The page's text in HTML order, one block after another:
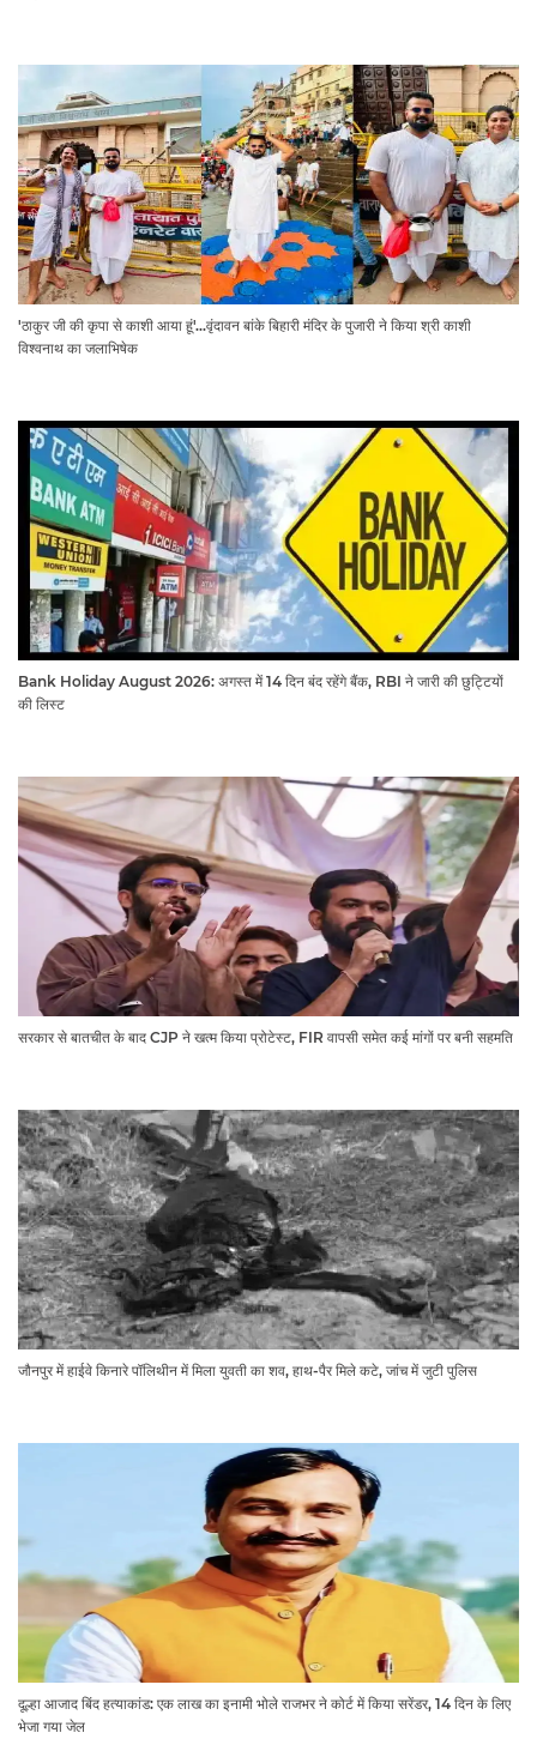
'ठाकुर जी की कृपा से काशी आया हूं'...वृंदावन बांके बिहारी मंदिर के पुजारी ने किया श्री काशी
विश्वनाथ का जलाभिषेक
Bank Holiday August 2026: अगस्त में 14 दिन बंद रहेंगे बैंक, RBI ने जारी की छुट्टियों
की लिस्ट​​​​​​​
सरकार से बातचीत के बाद CJP ने खत्म किया प्रोटेस्ट, FIR वापसी समेत कई मांगों पर बनी सहमति
जौनपुर में हाईवे किनारे पॉलिथीन में मिला युवती का शव, हाथ-पैर मिले कटे, जांच में जुटी पुलिस
दूल्हा आजाद बिंद हत्याकांड: एक लाख का इनामी भोले राजभर ने कोर्ट में किया सरेंडर, 14 दिन के लिए
भेजा गया जेल